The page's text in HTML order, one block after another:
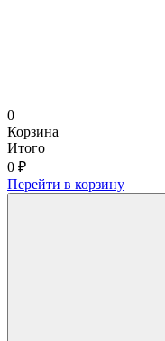
0
Корзина
Итого
0 ₽
Перейти в корзину